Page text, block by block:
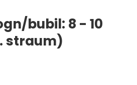
bubil: 8 - 10
straum)